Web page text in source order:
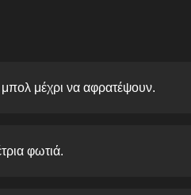
μέχρι να αφρατέψουν.
φωτιά.